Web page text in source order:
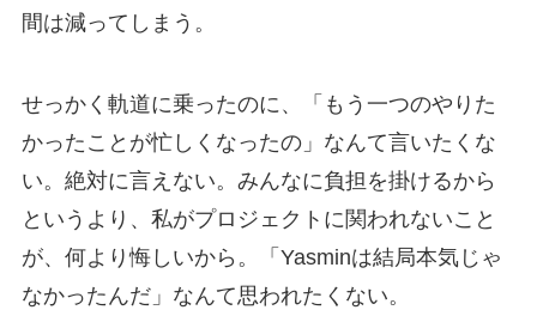
間は減ってしまう。
せっかく軌道に乗ったのに、「もう一つのやりた
かったことが忙しくなったの」なんて言いたくな
い。絶対に言えない。みんなに負担を掛けるから
というより、私がプロジェクトに関われないこと
が、何より悔しいから。「Yasminは結局本気じゃ
なかったんだ」なんて思われたくない。